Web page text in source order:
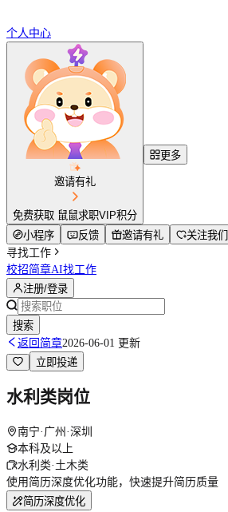
个人中心
邀请有礼
免费获取 鼠鼠求职VIP积分
更多
小程序 反馈 邀请有礼
关注我们
寻找工作
校招简章AI找工作
注册/登录
搜索
返回简章2026-06-01 更新
立即投递
水利类岗位
南宁·广州·深圳
本科及以上
水利类·土木类
使用简历深度优化功能，快速提升简历质量
简历深度优化